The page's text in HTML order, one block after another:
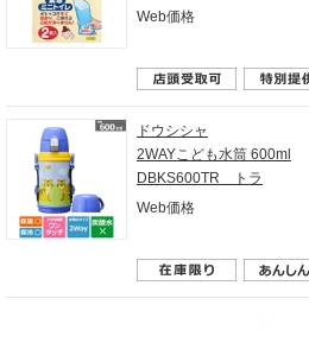
Web価格
ドウシシャ
2WAYこども水筒 600ml
DBKS600TR トラ
Web価格